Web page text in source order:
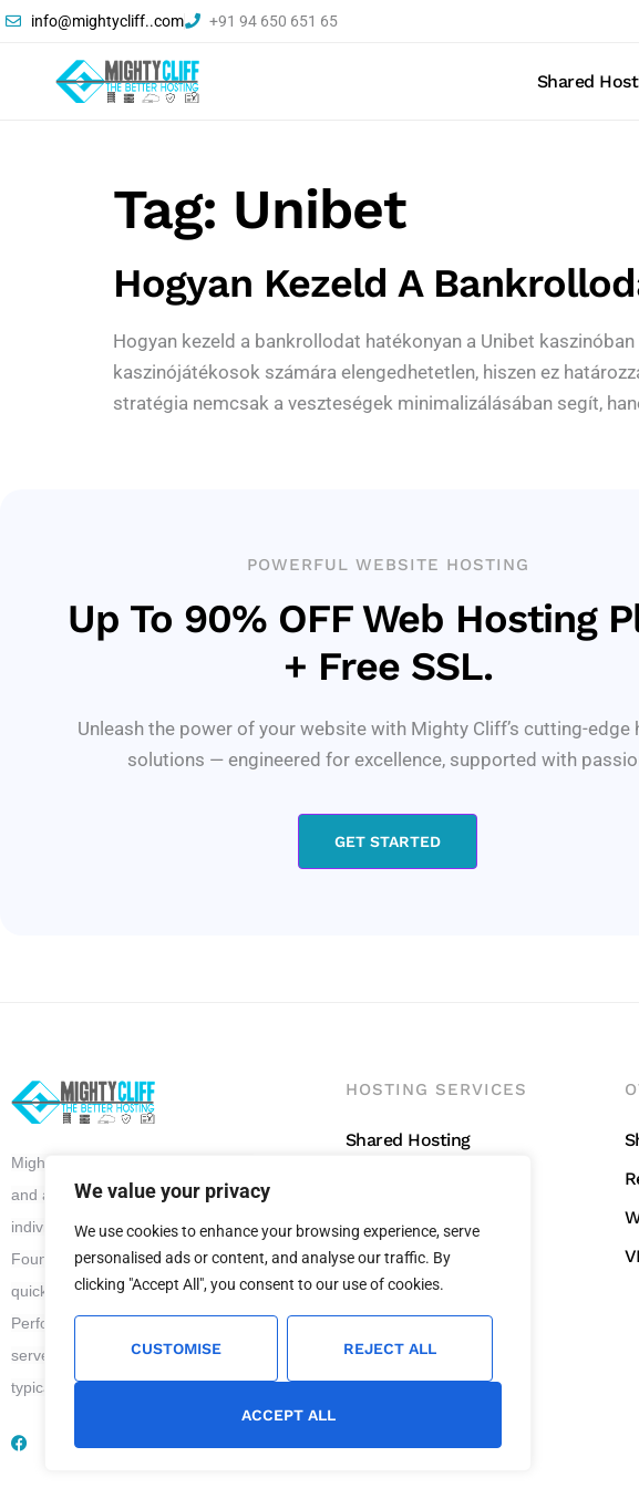
We value your privacy
We use cookies to enhance your browsing experience, serve
personalised ads or content, and analyse our traffic. By
clicking "Accept All", you consent to our use of cookies.
CUSTOMISE REJECT ALL
ACCEPT ALL
info@mightycliff..com +91 94 650 651 65
Shared
Tag: Unibet
Hogyan Kezeld A
Hogyan kezeld a bankrollodat hatékonyan a Unibet
kaszinójátékosok számára elengedhetetlen, hiszen ez
stratégia nemcsak a veszteségek minimalizálásában segít,
POWERFUL WEBSITE HOSTING
Up To 90% OFF Web Hosting
+ Free SSL.
Unleash the power of your website with Mighty Cliff’s cutting-edge
solutions — engineered for excellence, supported with
GET STARTED
Mighty Cliff offers superior, reliable
and affordable Website Hosting to
individuals and all scale of business.
Founded in 2012, Mighty Cliff has
quickly grown to become a leader in
Performance Web Hosting. We
serve our clients with 24 x 7 support
typical answer time is 17 minutes.
HOSTING SERVICES
Shared Hosting
VPS Hosting